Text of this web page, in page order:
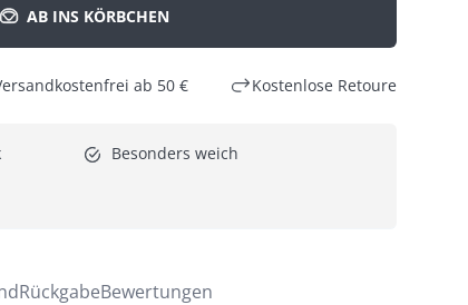
AB INS KÖRBCHEN
ab 50 € Kostenlose Retoure
Besonders weich
RückgabeBewertungen